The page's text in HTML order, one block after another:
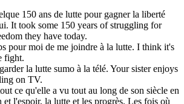
150 ans de lutte pour gagner la liberté
It took some 150 years ofstruggling for
they have today.
pour moi de me joindre à la lutte. I think it's
fight.
la lutte sumo à la télé. Your sister enjoys
on TV.
ce qu'elle a vu tout au long de son siècle en
et l'espoir, la lutte et les progrès. Les fois où